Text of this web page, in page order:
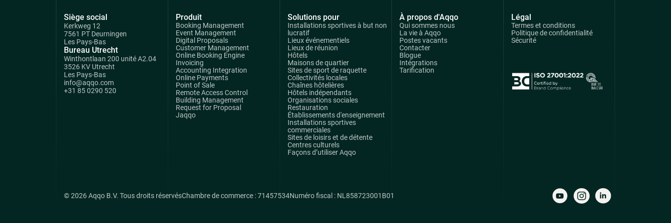
Siège social
Kerkweg 12
7561 PT Deurningen
Les Pays-Bas
Bureau Utrecht
Winthontlaan 200 unité A2.04
3526 KV Utrecht
Les Pays-Bas
info@aqqo.com
+31 85 0290 520
Produit
Booking Management
Event Management
Digital Proposals
Customer Management
Online Booking Engine
Invoicing
Accounting Integration
Online Payments
Point of Sale
Remote Access Control
Building Management
Request for Proposal
Jaqqo
Solutions pour
Installations sportives à but non
lucratif
Lieux événementiels
Lieux de réunion
Hôtels
Maisons de quartier
Sites de sport de raquette
Collectivités locales
Chaînes hôtelières
Hôtels indépendants
Organisations sociales
Restauration
Établissements d'enseignement
Installations sportives
commerciales
Sites de loisirs et de détente
Centres culturels
Façons d’utiliser Aqqo
À propos d'Aqqo
Qui sommes nous
La vie à Aqqo
Postes vacants
Contacter
Blogue
Intégrations
Tarification
Légal
Termes et conditions
Politique de confidentialité
Sécurité
© 2026 Aqqo B.V. Tous droits réservésChambre de commerce : 71457534Numéro fiscal : NL858723001B01